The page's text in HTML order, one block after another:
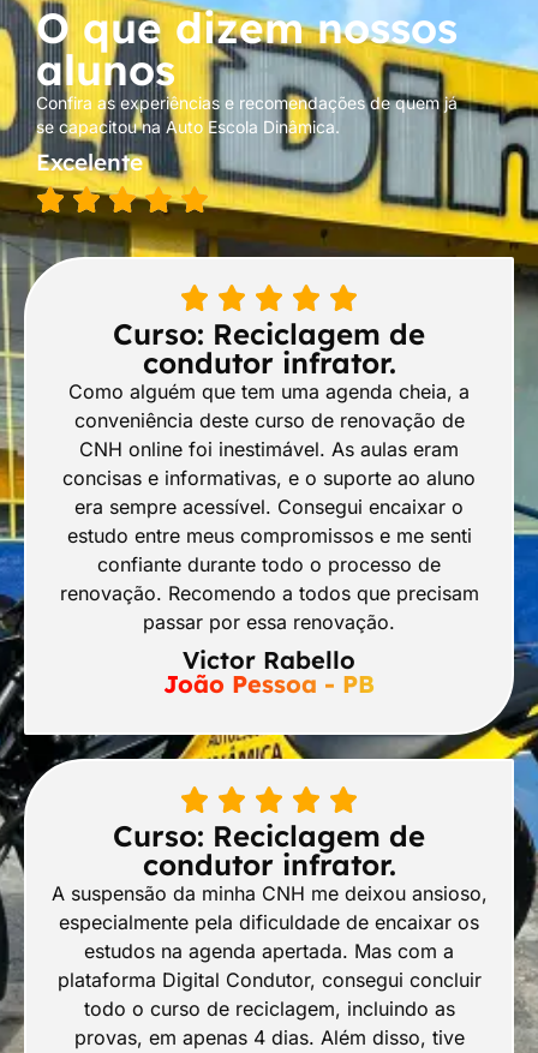
O que dizem nossos
alunos
Confira as experiências e recomendações de quem já
se capacitou na Auto Escola Dinâmica.
Excelente
Curso: Reciclagem de
condutor infrator.
Como alguém que tem uma agenda cheia, a
conveniência deste curso de renovação de
CNH online foi inestimável. As aulas eram
concisas e informativas, e o suporte ao aluno
era sempre acessível. Consegui encaixar o
estudo entre meus compromissos e me senti
confiante durante todo o processo de
renovação. Recomendo a todos que precisam
passar por essa renovação.
Victor Rabello
João Pessoa - PB
Curso: Reciclagem de
condutor infrator.
A suspensão da minha CNH me deixou ansioso,
especialmente pela dificuldade de encaixar os
estudos na agenda apertada. Mas com a
plataforma Digital Condutor, consegui concluir
todo o curso de reciclagem, incluindo as
provas, em apenas 4 dias. Além disso, tive